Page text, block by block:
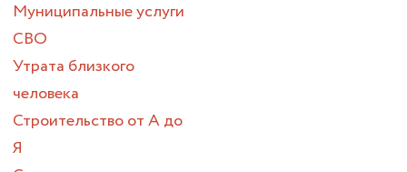
Муниципальные услуги
СВО
Утрата близкого
человека
Строительство от А до
Я